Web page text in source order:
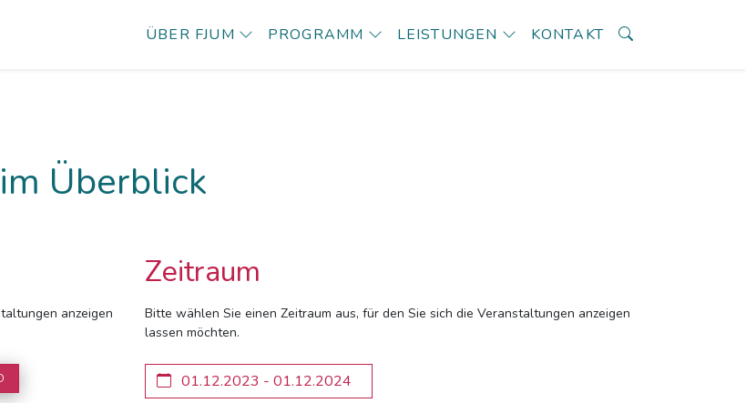
ÜBER FJUM PROGRAMM LEISTUNGEN KONTAKT
Überblick
anzeigen
Zeitraum
Bitte wählen Sie einen Zeitraum aus, für den Sie sich die Veranstaltungen anzeigen
lassen möchten.